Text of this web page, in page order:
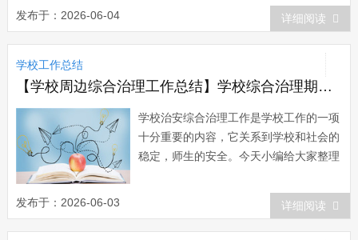
大家。 小学教师校本培训总结篇
一 本学期，我校继续做到有组织、有
计划的开展教师继续教育校本培训工作，
追求有效性，基本上能完成了，计划制订
中的各项任务...
发布于：2026-06-04 详细阅读
学校工作总结
【学校周边综合治理工作总结】学校综合治理期末工作总结报告
学校治安综合治理工作是学校工作的一项
十分重要的内容，它关系到学校和社会的
稳定，师生的安全。今天小编给大家整理
家有所帮助。学校综合治理期末工作总结
范文一 xx年我校大力整顿学校周边安
全环境，严抓校风、班风建设，落实安全
发布于：2026-06-03 详细阅读